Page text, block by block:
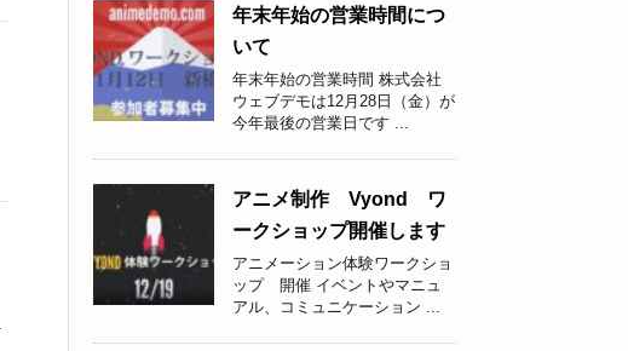
年末年始の営業時間につ
いて
年末年始の営業時間 株式会社
ウェブデモは12月28日（金）が
今年最後の営業日です ...
アニメ制作 Vyond ワ
ークショップ開催します
アニメーション体験ワークショ
ップ 開催 イベントやマニュ
アル、コミュニケーション ...